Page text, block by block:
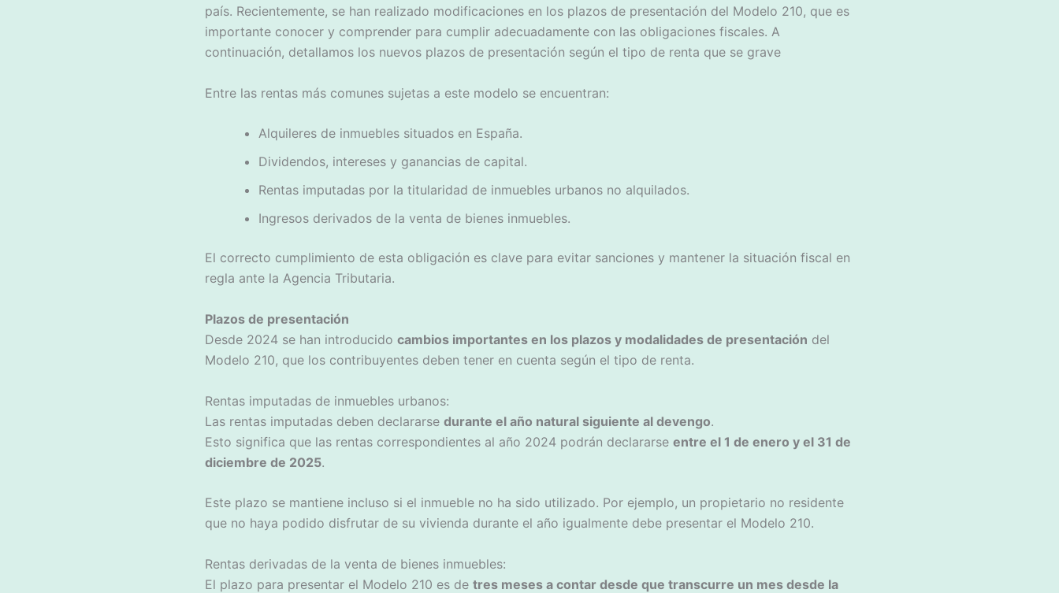
país. Recientemente, se han realizado modificaciones en los plazos de presentación del Modelo 210, que es
importante conocer y comprender para cumplir adecuadamente con las obligaciones fiscales. A
continuación, detallamos los nuevos plazos de presentación según el tipo de renta que se grave
Entre las rentas más comunes sujetas a este modelo se encuentran:
Alquileres de inmuebles situados en España.
Dividendos, intereses y ganancias de capital.
Rentas imputadas por la titularidad de inmuebles urbanos no alquilados.
Ingresos derivados de la venta de bienes inmuebles.
El correcto cumplimiento de esta obligación es clave para evitar sanciones y mantener la situación fiscal en
regla ante la Agencia Tributaria.
Plazos de presentación
Desde 2024 se han introducido cambios importantes en los plazos y modalidades de presentación del
Modelo 210, que los contribuyentes deben tener en cuenta según el tipo de renta.
Rentas imputadas de inmuebles urbanos:
Las rentas imputadas deben declararse durante el año natural siguiente al devengo.
Esto significa que las rentas correspondientes al año 2024 podrán declararse entre el 1 de enero y el 31 de
diciembre de 2025.
Este plazo se mantiene incluso si el inmueble no ha sido utilizado. Por ejemplo, un propietario no residente
que no haya podido disfrutar de su vivienda durante el año igualmente debe presentar el Modelo 210.
Rentas derivadas de la venta de bienes inmuebles:
El plazo para presentar el Modelo 210 es de tres meses a contar desde que transcurre un mes desde la